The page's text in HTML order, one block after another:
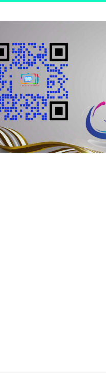
con visión joven.